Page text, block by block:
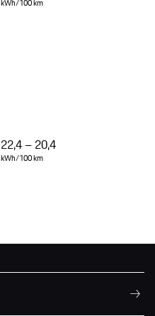
22,4 – 20,4
kWh/100 km